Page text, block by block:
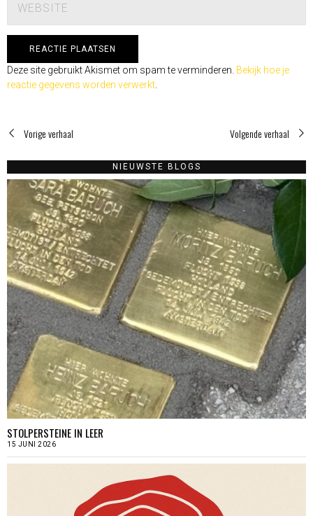
Deze site gebruikt Akismet om spam te verminderen. Bekijk hoe je
reactie gegevens worden verwerkt
Vorige verhaal Volgende verhaal
NIEUWSTE BLOGS
STOLPERSTEINE IN LEER
15 JUNI 2026